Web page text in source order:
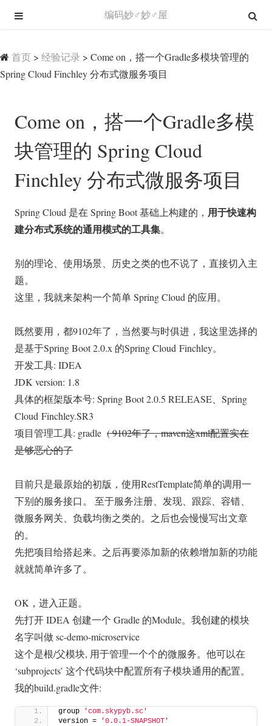
编码妙♂妙♂屋
首页 > 经验记录 > Come on，搭一个Gradle多模块管理的
Spring Cloud Finchley 分布式微服务项目
Come on，搭一个Gradle多模
块管理的 Spring Cloud
Finchley 分布式微服务项目
Spring Cloud 是在 Spring Boot 基础上构建的， 用于快速构
建分布式系统的通用模式的工具集。
别的理论、使用场景、历史之类的也不说了，直接切入主
题。
这里，我就来架构一个简单 Spring Cloud 的应用。
既然要用，都9102年了，当然要与时俱进，我这里选择的
是基于Spring Boot 2.0.x 的Spring Cloud Finchley。
开发工具: IDEA
JDK version: 1.8
具体的框架版本号: Spring Boot 2.0.5 RELEASE、Spring
Cloud Finchley.SR3
项目管理工具: gradle ( 9102年了，maven这xml配置实在
是够恶心的了
目前只是最原始的初版，使用RestTemplate简单的调用一
下别的服务接口。 至于服务注册、发现、跟踪、容错、
微服务网关、负载均衡之类的。之后也会慢慢写出文章
的。
先把项目给搭起来。之后再要添加新的依赖增加新的功能
就就简单许多了。
OK，进入正题。
先打开 IDEA 创建一个 Gradle 的Module。我创建的模块
名字叫做 sc-demo-microservice
这个是根/父模块, 用于管理一个个的微服务。他可以在
‘subprojects’ 这个代码块中配置所有子模块通用的配置。
我的build.gradle文件:
group
'com.skypyb.sc'
version =
'0.0.1-SNAPSHOT'